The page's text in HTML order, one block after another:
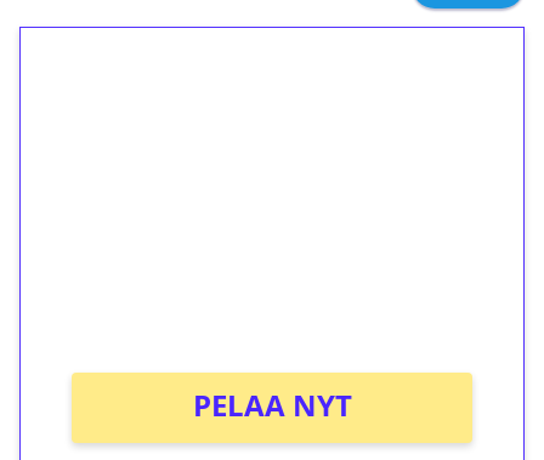
PELAA NYT